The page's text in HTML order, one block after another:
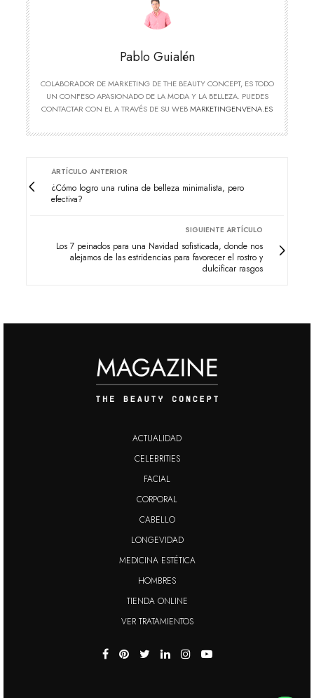
Pablo Guialén
COLABORADOR DE MARKETING DE THE BEAUTY CONCEPT, ES TODO
UN CONFESO APASIONADO DE LA MODA Y LA BELLEZA. PUEDES
CONTACTAR CON EL A TRAVÉS DE SU WEBMARKETINGENVENA.ES
ARTÍCULO ANTERIOR
¿Cómo logro una rutina de belleza minimalista, pero
efectiva?
SIGUIENTE ARTÍCULO
Los 7 peinados para una Navidad sofisticada, donde nos
alejamos de las estridencias para favorecer el rostro y
dulcificar rasgos
ACTUALIDAD
CELEBRITIES
FACIAL
CORPORAL
CABELLO
LONGEVIDAD
MEDICINA ESTÉTICA
HOMBRES
TIENDA ONLINE
VER TRATAMIENTOS